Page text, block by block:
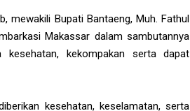
mewakili Bupati Bantaeng, Muh. Fathul
Makassar dalam sambutannya
kesehatan, kekompakan serta dapat
kesehatan, keselamatan, serta